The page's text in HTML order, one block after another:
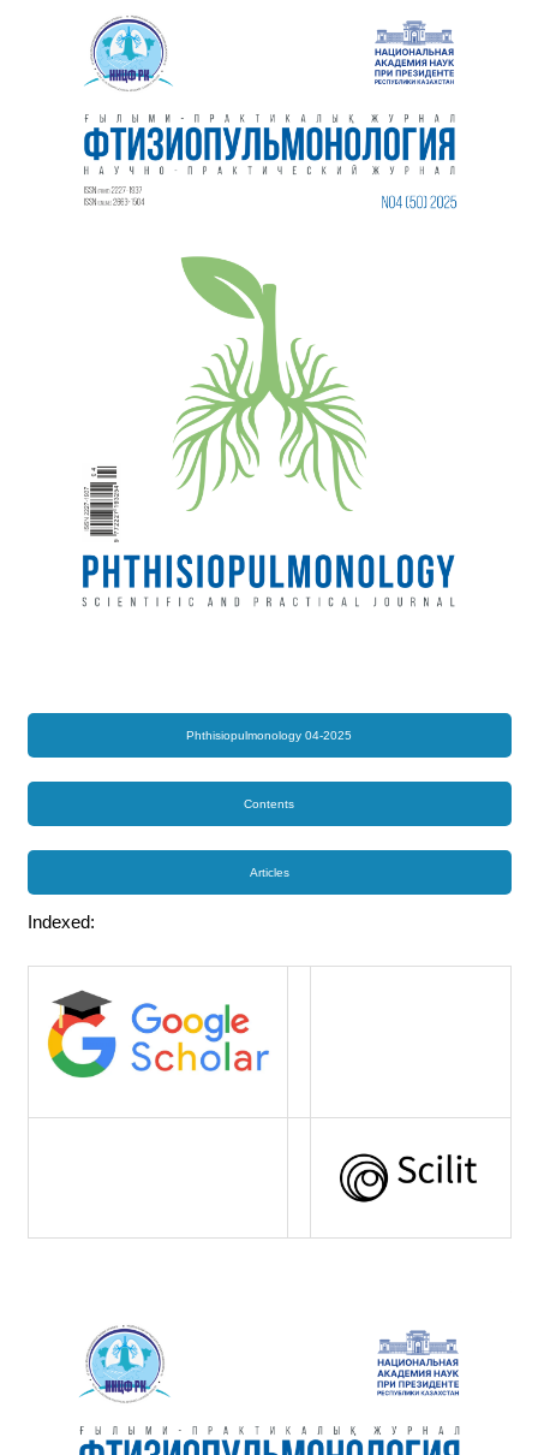
Phthisiopulmonology 04-2025
Contents
Articles
Indexed: